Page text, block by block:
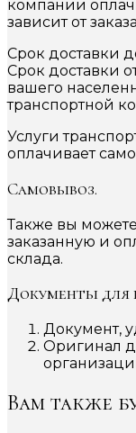
компании
зависит от
Срок доставки
Срок доставки
вашего
транспортной
Услуги
оплачивает
Самовывоз.
Также вы можете
заказанную и
склада.
Документы для
Документ,
Оригинал
Вам также